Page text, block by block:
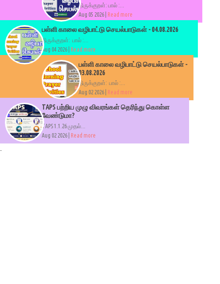
திருக்குறள்: பால் :...
Aug 05 2026 |
Read more
பள்ளி காலை வழிபாட்டு செயல்பாடுகள் - 04.08.2026
திருக்குறள்: பால் :...
Aug 04 2026 | Read more
பள்ளி காலை வழிபாட்டு செயல்பாடுகள் -
03.08.2026
திருக்குறள்: பால் :...
Aug 02 2026 |
Read more
TAPS பற்றிய முழு விவரங்கள் தெரிந்து கொள்ள
வேண்டுமா?
TAPS 1.1.26 முதல்...
Aug 02 2026 |
Read more